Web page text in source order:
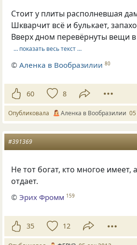
Стоит у плиты располневшая
Шкварчит всё и булькает,
Вверх дном перевёрнуты вещи в
… показать весь текст …
©Аленка в Вообразилии 80
60 8
Опубликовала Аленка в Вообразилии
#391369
Не тот богат, кто многое имеет,
отдает.
©Эрих Фромм 159
35 12